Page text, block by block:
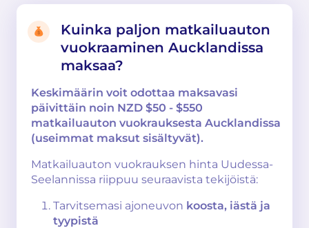
Kuinka paljon matkailuauton
vuokraaminen Aucklandissa
maksaa?
Keskimäärin voit odottaa maksavasi
päivittäin noin NZD $50 - $550
matkailuauton vuokrauksesta Aucklandissa
(useimmat maksut sisältyvät).
Matkailuauton vuokrauksen hinta Uudessa-
Seelannissa riippuu seuraavista tekijöistä:
Tarvitsemasi ajoneuvon koosta, iästä ja
tyypistä